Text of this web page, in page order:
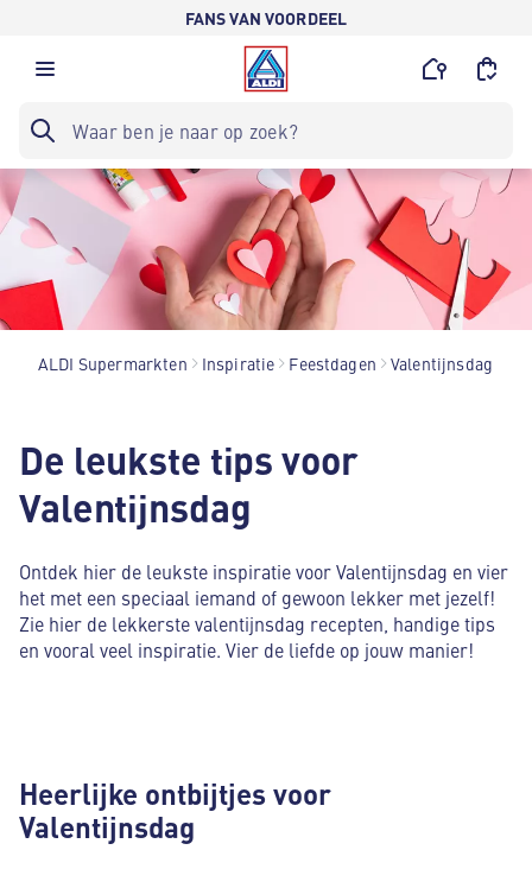
FANS VAN VOORDEEL
ALDI Supermarkten Inspiratie Feestdagen Valentijnsdag
De leukste tips voor
Valentijnsdag
Ontdek hier de leukste inspiratie voor Valentijnsdag en vier
het met een speciaal iemand of gewoon lekker met jezelf!
Zie hier de lekkerste valentijnsdag recepten, handige tips
en vooral veel inspiratie. Vier de liefde op jouw manier!
Heerlijke ontbijtjes voor
Valentijnsdag